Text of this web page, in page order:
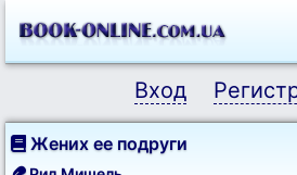
Вход
Жених ее подруги